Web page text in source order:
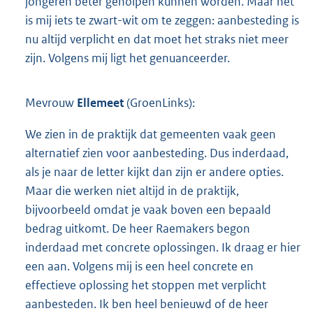
is mij iets te zwart-wit om te zeggen: aanbesteding is
nu altijd verplicht en dat moet het straks niet meer
zijn. Volgens mij ligt het genuanceerder.
Mevrouw Ellemeet(GroenLinks):
We zien in de praktijk dat gemeenten vaak geen
alternatief zien voor aanbesteding. Dus inderdaad,
als je naar de letter kijkt dan zijn er andere opties.
Maar die werken niet altijd in de praktijk,
bijvoorbeeld omdat je vaak boven een bepaald
bedrag uitkomt. De heer Raemakers begon
inderdaad met concrete oplossingen. Ik draag er hier
een aan. Volgens mij is een heel concrete en
effectieve oplossing het stoppen met verplicht
aanbesteden. Ik ben heel benieuwd of de heer